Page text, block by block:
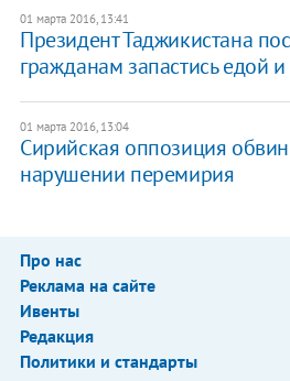
01 марта 2016, 13:41
Президент Таджикистана
гражданам запастись едой
01 марта 2016, 13:04
Сирийская оппозиция
нарушении перемирия
Про нас
Реклама на сайте
Ивенты
Редакция
Политики и стандарты